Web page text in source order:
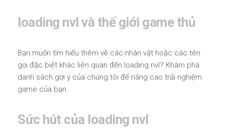
loading nvl và thế giới game thủ
Bạn muốn tìm hiểu thêm về các nhân vật hoặc các tên
gọi đặc biệt khác liên quan đến loading nvl? Khám phá
danh sách gợi ý của chúng tôi để nâng cao trải nghiệm
game của bạn.
Sức hút của loading nvl